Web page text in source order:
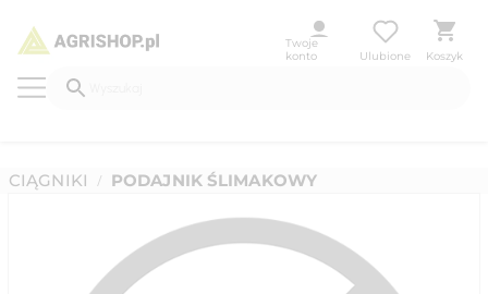
Twoje
konto
Ulubione Koszyk
CIĄGNIKI / PODAJNIK ŚLIMAKOWY